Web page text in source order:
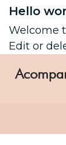
Hello
Welcome
Edit or